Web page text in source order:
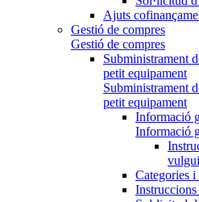
Ajuts
Gestió de compres
Gestió de compres
Subministrament
petit equipament
Subministrament
petit equipament
Informació
Informació
Categories